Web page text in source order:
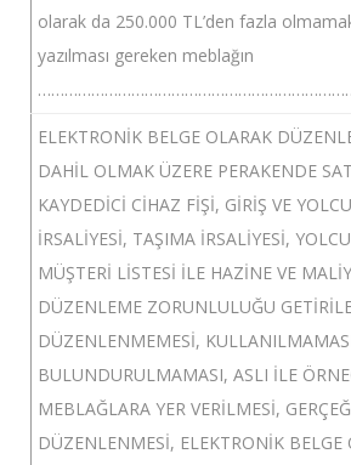
olarak da 250.000 TL’den fazla
yazılması gereken meblağın
ELEKTRONİK BELGE OLARAK
DAHİL OLMAK ÜZERE PERAKENDE
KAYDEDİCİ CİHAZ FİŞİ, GİRİŞ VE
İRSALİYESİ, TAŞIMA İRSALİYESİ,
MÜŞTERİ LİSTESİ İLE HAZİNE VE
DÜZENLEME ZORUNLULUĞU
DÜZENLENMEMESİ,
BULUNDURULMAMASI, ASLI İLE
MEBLAĞLARA YER VERİLMESİ,
DÜZENLENMESİ, ELEKTRONİK